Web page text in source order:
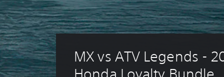
MX vs ATV Legends -